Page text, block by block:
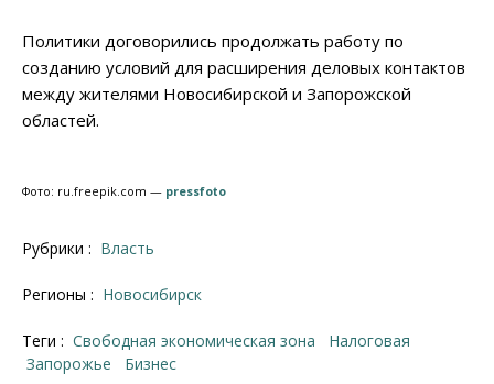
Политики договорились продолжать работу по
созданию условий для расширения деловых контактов
между жителями Новосибирской и Запорожской
областей.
Фото: ru.freepik.com — pressfoto
Рубрики : Власть
Регионы : Новосибирск
Теги : Свободная экономическая зона
налоговая
Запорожье
бизнес